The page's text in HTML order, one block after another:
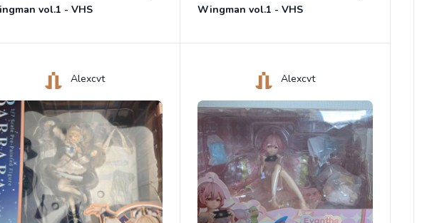
vol.1 - VHS Wingman vol.1 - VHS
Alexcvt Alexcvt